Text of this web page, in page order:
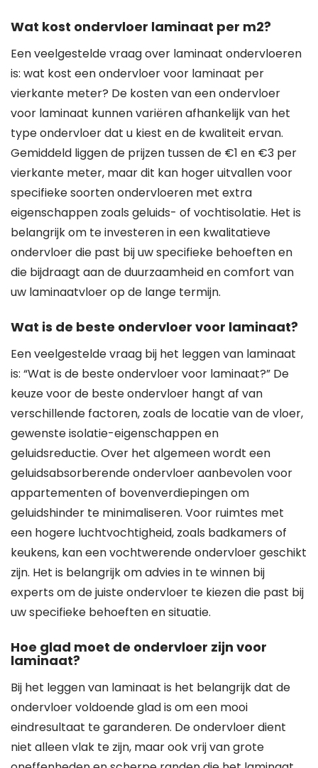
Wat kost ondervloer laminaat per m2?
Een veelgestelde vraag over laminaat ondervloeren
is: wat kost een ondervloer voor laminaat per
vierkante meter? De kosten van een ondervloer
voor laminaat kunnen variëren afhankelijk van het
type ondervloer dat u kiest en de kwaliteit ervan.
Gemiddeld liggen de prijzen tussen de €1 en €3 per
vierkante meter, maar dit kan hoger uitvallen voor
specifieke soorten ondervloeren met extra
eigenschappen zoals geluids- of vochtisolatie. Het is
belangrijk om te investeren in een kwalitatieve
ondervloer die past bij uw specifieke behoeften en
die bijdraagt aan de duurzaamheid en comfort van
uw laminaatvloer op de lange termijn.
Wat is de beste ondervloer voor laminaat?
Een veelgestelde vraag bij het leggen van laminaat
is: “Wat is de beste ondervloer voor laminaat?” De
keuze voor de beste ondervloer hangt af van
verschillende factoren, zoals de locatie van de vloer,
gewenste isolatie-eigenschappen en
geluidsreductie. Over het algemeen wordt een
geluidsabsorberende ondervloer aanbevolen voor
appartementen of bovenverdiepingen om
geluidshinder te minimaliseren. Voor ruimtes met
een hogere luchtvochtigheid, zoals badkamers of
keukens, kan een vochtwerende ondervloer geschikt
zijn. Het is belangrijk om advies in te winnen bij
experts om de juiste ondervloer te kiezen die past bij
uw specifieke behoeften en situatie.
Hoe glad moet de ondervloer zijn voor
laminaat?
Bij het leggen van laminaat is het belangrijk dat de
ondervloer voldoende glad is om een mooi
eindresultaat te garanderen. De ondervloer dient
niet alleen vlak te zijn, maar ook vrij van grote